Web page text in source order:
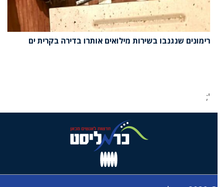
רימונים שנגנבו בשירות מילואים אותרו בדירה בקרית ים
';